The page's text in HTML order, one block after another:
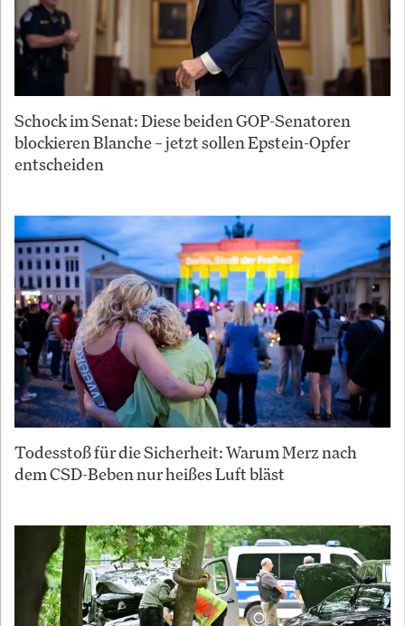
Schock im Senat: Diese beiden GOP-Senatoren
blockieren Blanche – jetzt sollen Epstein-Opfer
entscheiden
Todesstoß für die Sicherheit: Warum Merz nach
dem CSD-Beben nur heißes Luft bläst